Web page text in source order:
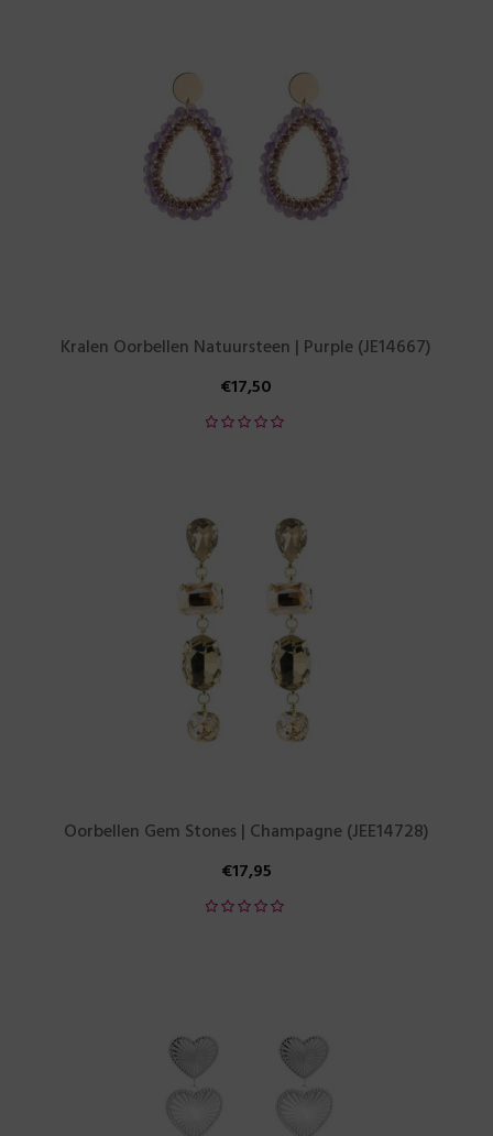
Kralen Oorbellen Natuursteen | Purple (JE14667)
€17,50
Oorbellen Gem Stones | Champagne (JEE14728)
€17,95